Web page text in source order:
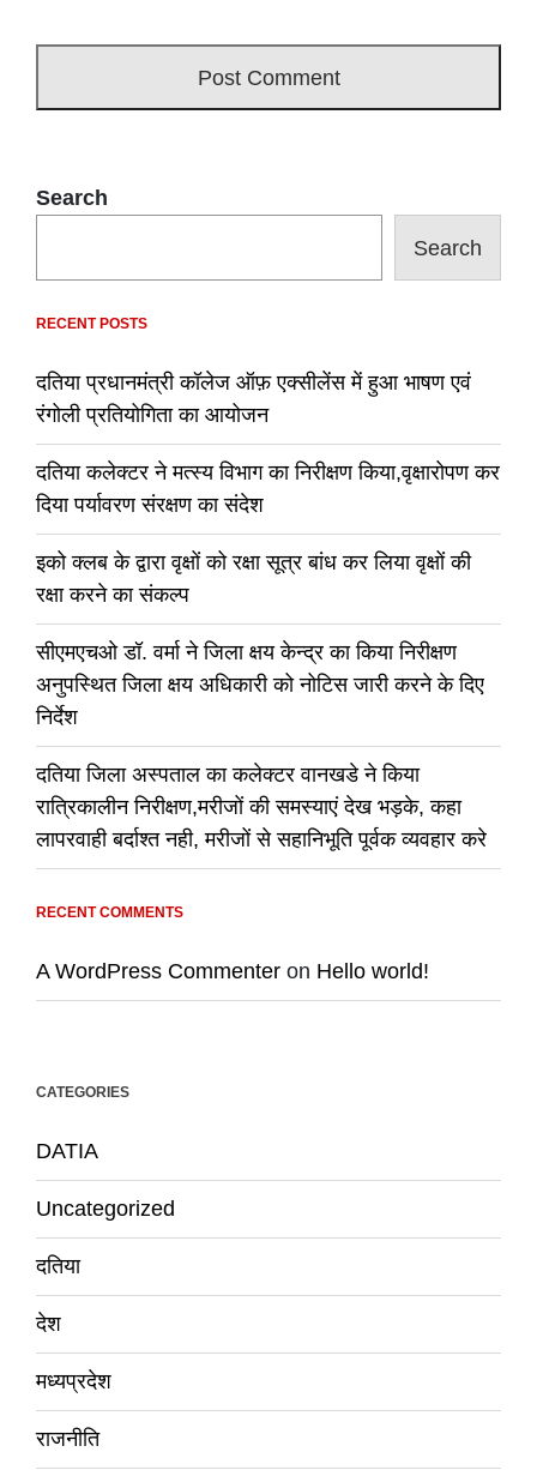
Search
Search
RECENT POSTS
दतिया प्रधानमंत्री कॉलेज ऑफ़ एक्सीलेंस में हुआ भाषण एवं
रंगोली प्रतियोगिता का आयोजन
दतिया कलेक्टर ने मत्स्य विभाग का निरीक्षण किया,वृक्षारोपण कर
दिया पर्यावरण संरक्षण का संदेश
इको क्लब के द्वारा वृक्षों को रक्षा सूत्र बांध कर लिया वृक्षों की
रक्षा करने का संकल्प
सीएमएचओ डॉ. वर्मा ने जिला क्षय केन्द्र का किया निरीक्षण
अनुपस्थित जिला क्षय अधिकारी को नोटिस जारी करने के दिए
निर्देश
दतिया जिला अस्पताल का कलेक्टर वानखडे ने किया
रात्रिकालीन निरीक्षण,मरीजों की समस्याएं देख भड़के, कहा
लापरवाही बर्दाश्त नही, मरीजों से सहानिभूति पूर्वक व्यवहार करे
RECENT COMMENTS
A WordPress Commenter on Hello world!
CATEGORIES
DATIA
Uncategorized
दतिया
देश
मध्यप्रदेश
राजनीति